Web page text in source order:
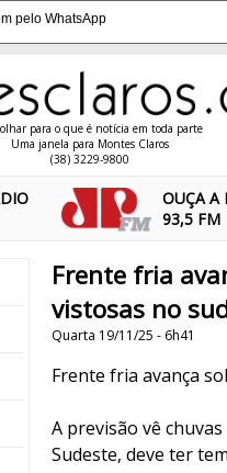
pelo WhatsApp
para o que é notícia em toda parte
Uma janela para Montes Claros
(38) 3229-9800
OUÇA A
93,5 FM
Frente fria
vistosas no
Quarta 19/11/25 - 6h41
Frente fria avança
A previsão vê
Sudeste, deve ter